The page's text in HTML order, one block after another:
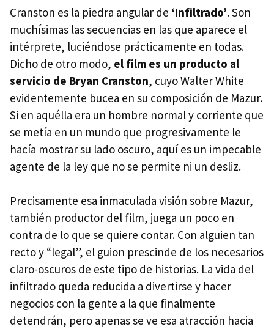
Cranston es la piedra angular de ‘Infiltrado’. Son
muchísimas las secuencias en las que aparece el
intérprete, luciéndose prácticamente en todas.
Dicho de otro modo, el film es un producto al
servicio de Bryan Cranston, cuyo Walter White
evidentemente bucea en su composición de Mazur.
Si en aquélla era un hombre normal y corriente que
se metía en un mundo que progresivamente le
hacía mostrar su lado oscuro, aquí es un impecable
agente de la ley que no se permite ni un desliz.
Precisamente esa inmaculada visión sobre Mazur,
también productor del film, juega un poco en
contra de lo que se quiere contar. Con alguien tan
recto y “legal”, el guion prescinde de los necesarios
claro-oscuros de este tipo de historias. La vida del
infiltrado queda reducida a divertirse y hacer
negocios con la gente a la que finalmente
detendrán, pero apenas se ve esa atracción hacia